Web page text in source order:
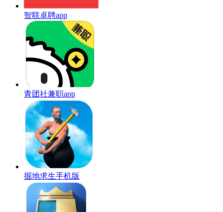
智联卓聘app
青团社兼职app
掘地求生手机版